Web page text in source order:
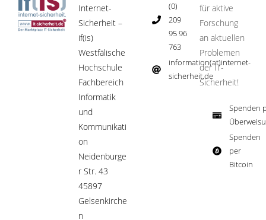
Internet-
Sicherheit –
if(is)
Westfälische
Hochschule
Fachbereich
Informatik
und
Kommunikati
on
Neidenburge
r Str. 43
45897
Gelsenkirche
n
(0)
209
95 96
763
information(at)internet-
sicherheit.de ​
für aktive
Forschung
an aktuellen
Problemen
der IT-
Sicherheit!​
Spenden
Spenden
per
Bitcoin​